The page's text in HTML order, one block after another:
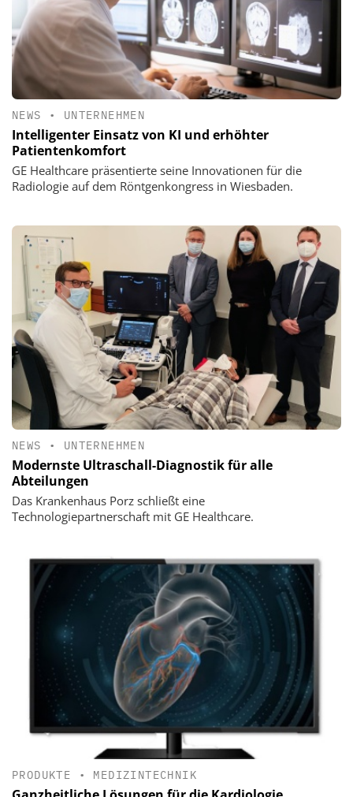
NEWS • UNTERNEHMEN
Intelligenter Einsatz von KI und erhöhter
Patientenkomfort
GE Healthcare präsentierte seine Innovationen für die
Radiologie auf dem Röntgenkongress in Wiesbaden.
NEWS • UNTERNEHMEN
Modernste Ultraschall-Diagnostik für alle
Abteilungen
Das Krankenhaus Porz schließt eine
Technologiepartnerschaft mit GE Healthcare.
PRODUKTE • MEDIZINTECHNIK